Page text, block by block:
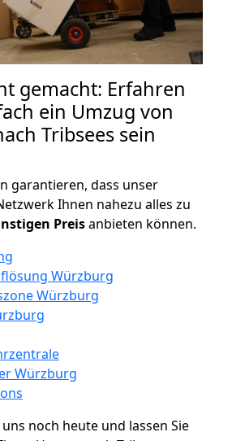
gemacht: Erfahren
ein Umzug von
Tribsees sein
garantieren, dass unser
Ihnen nahezu alles zu
Preisanbieten können.
Würzburg
Würzburg
Würzburg
noch heute und lassen Sie